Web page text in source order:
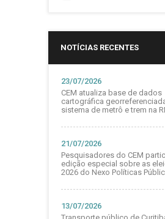
NOTÍCIAS RECENTES
23/07/2026
CEM atualiza base de dados
cartográfica
sistema de metrô e trem na
21/07/2026
Pesquisadores do CEM
edição especial sobre as
2026 do Nexo Políticas
13/07/2026